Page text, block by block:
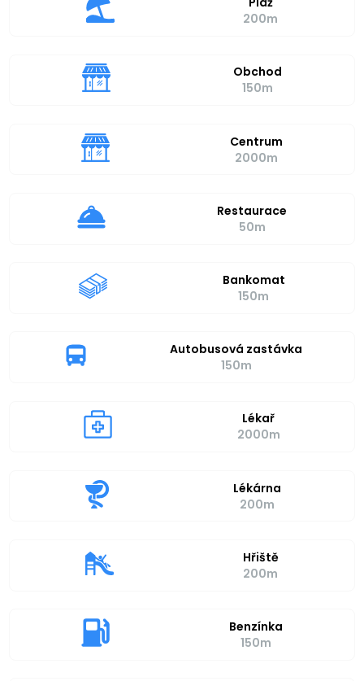
200m
Obchod
150m
Centrum
2000m
Restaurace
50m
Bankomat
150m
Autobusová zastávka
150m
Lékař
2000m
Lékárna
200m
Hřiště
200m
Benzínka
150m